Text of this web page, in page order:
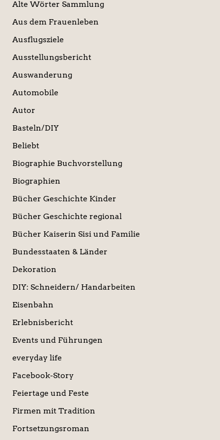
Alte Wörter Sammlung
Aus dem Frauenleben
Ausflugsziele
Ausstellungsbericht
Auswanderung
Automobile
Autor
Basteln/DIY
Beliebt
Biographie Buchvorstellung
Biographien
Bücher Geschichte Kinder
Bücher Geschichte regional
Bücher Kaiserin Sisi und Familie
Bundesstaaten & Länder
Dekoration
DIY: Schneidern/ Handarbeiten
Eisenbahn
Erlebnisbericht
Events und Führungen
everyday life
Facebook-Story
Feiertage und Feste
Firmen mit Tradition
Fortsetzungsroman